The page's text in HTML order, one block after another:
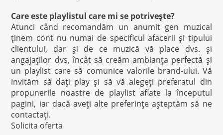
Care este playlistul care mi se potriveşte?
Atunci când recomandăm un anumit gen muzical
ţinem cont nu numai de specificul afacerii şi tipului
clientului, dar şi de ce muzică vă place dvs. şi
angajaţilor dvs, încât să creăm ambianţa perfectă şi
un playlist care să comunice valorile brand-ului. Vă
invităm să daţi play şi să vă alegeţi preferatul din
propunerile noastre de playlist aflate la începutul
pagini, iar dacă aveţi alte preferinţe aşteptăm să ne
contactaţi.
Solicita oferta